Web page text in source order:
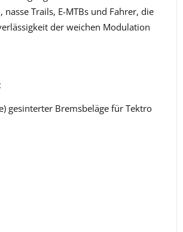
Trails, E-MTBs und Fahrer, die
der weichen Modulation
gesinterter Bremsbeläge für Tektro